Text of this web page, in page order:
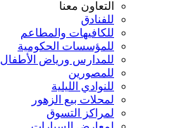
التعاون معنا
للفنادق
للكافيهات والمطاعم
للمؤسسات الحكومية
للمدارس ورياض الأطفال
للمصورين
للنوادي الليلية
لمحلات بيع الزهور
لمراكز التسوق